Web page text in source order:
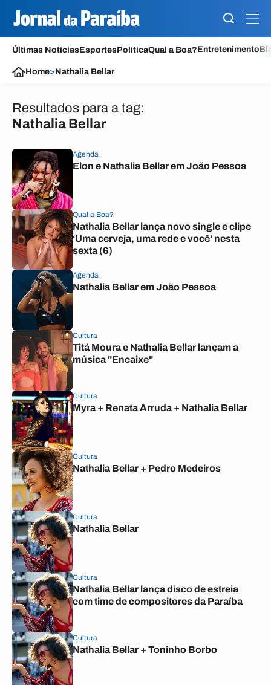
Últimas NotíciasEsportesPolíticaQual a Boa?Entretenimento
Home>Nathalia Bellar
Resultados para a tag:
Nathalia Bellar
Agenda
Elon e Nathalia Bellar em João Pessoa
Qual a Boa?
Nathalia Bellar lança novo single e clipe
‘Uma cerveja, uma rede e você’ nesta
sexta (6)
Agenda
Nathalia Bellar em João Pessoa
Cultura
Titá Moura e Nathalia Bellar lançam a
música "Encaixe"
Cultura
Myra + Renata Arruda + Nathalia Bellar
Cultura
Nathalia Bellar + Pedro Medeiros
Cultura
Nathalia Bellar
Cultura
Nathalia Bellar lança disco de estreia
com time de compositores da Paraíba
Cultura
Nathalia Bellar + Toninho Borbo